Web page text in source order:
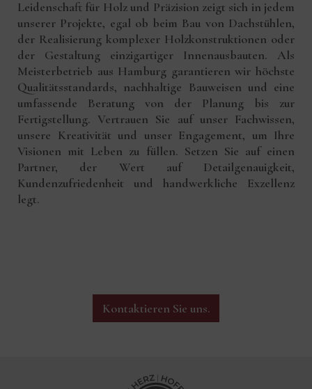
Leidenschaft für Holz und Präzision zeigt sich in jedem
unserer Projekte, egal ob beim Bau von Dachstühlen,
der Realisierung komplexer Holzkonstruktionen oder
der Gestaltung einzigartiger Innenausbauten. Als
Meisterbetrieb aus Hamburg garantieren wir höchste
Qualitätsstandards, nachhaltige Bauweisen und eine
umfassende Beratung von der Planung bis zur
Fertigstellung. Vertrauen Sie auf unser Fachwissen,
unsere Kreativität und unser Engagement, um Ihre
Visionen mit Leben zu füllen. Setzen Sie auf einen
Partner, der Wert auf Detailgenauigkeit,
Kundenzufriedenheit und handwerkliche Exzellenz
legt.
Kontaktieren Sie uns.